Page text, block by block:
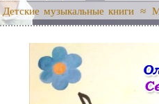
Детские музыкальные книги ≈